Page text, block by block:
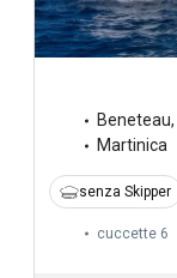
Beneteau,
Martinica
senza Skipper
cuccette 6